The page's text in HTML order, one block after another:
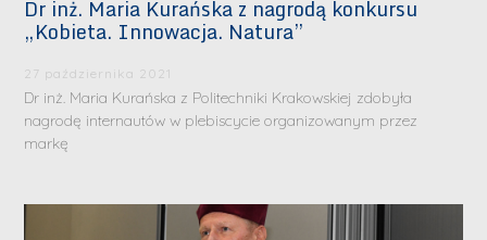
Dr inż. Maria Kurańska z nagrodą konkursu
„Kobieta. Innowacja. Natura”
27 października 2021
Dr inż. Maria Kurańska z Politechniki Krakowskiej zdobyła
nagrodę internautów w plebiscycie organizowanym przez
markę